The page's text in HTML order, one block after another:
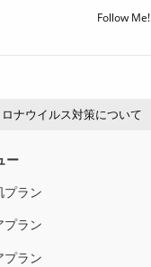
Follow Me!
ロナウイルス対策について
ー
プラン
プラン
プラン